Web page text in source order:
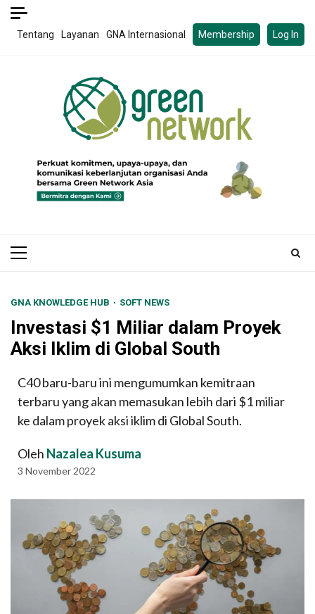
Skip
Tentang Layanan GNA Internasional Membership Log In
Primary
GNA KNOWLEDGE HUB SOFT NEWS
Investasi $1 Miliar dalam Proyek
Aksi Iklim di Global South
C40 baru-baru ini mengumumkan kemitraan
terbaru yang akan memasukan lebih dari $1 miliar
ke dalam proyek aksi iklim di Global South.
Oleh Nazalea Kusuma
3 November 2022